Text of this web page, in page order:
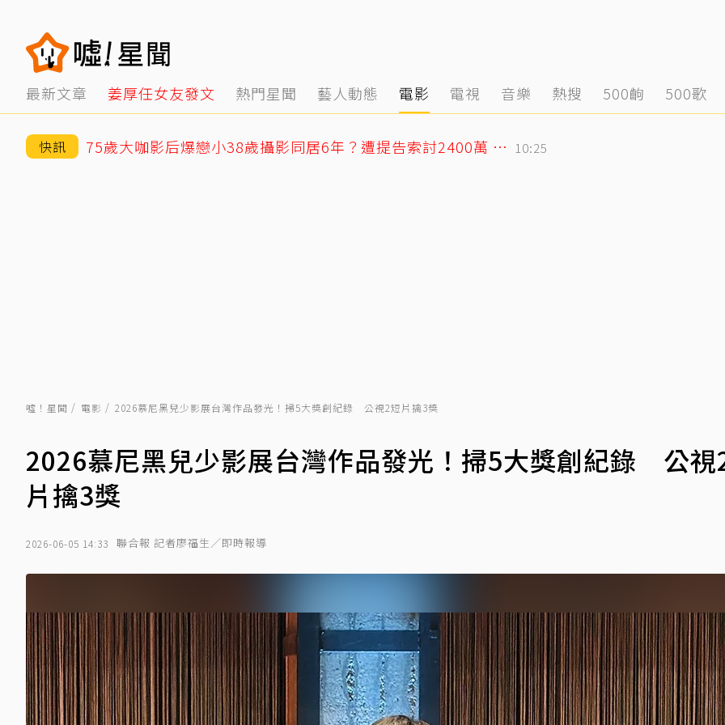
最新文章 姜厚任女友發文 熱門星聞 藝人動態 電影 電視 音樂 熱搜 500齣 500歌
快訊 75歲大咖影后爆戀小38歲攝影同居6年？遭提告索討2400萬 硬氣反擊絕不給 10:25
噓！星聞 電影 2026慕尼黑兒少影展台灣作品發光！掃5大獎創紀錄 公視2短片擒3獎
2026慕尼黑兒少影展台灣作品發光！掃5大獎創紀錄 公視
片擒3獎
2026-06-05 14:33 聯合報 記者廖福生／即時報導